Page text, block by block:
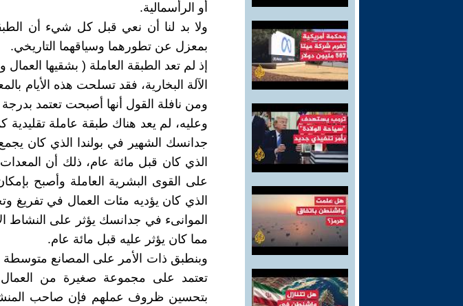
أو الرأسمالية.
ولا بد لنا أن نعي قبل كل شيء أن
بمعزل عن تطورهما وسياقهما التاريخي.
إذ لم تعد الطبقة العاملة ( بشقيها
الآلة البخارية، فقد تسلحت هذه الأيام
ومن نافلة القول أنها أصبحت تعتمد
وعليه، لم يعد هناك طبقة عاملة تقليدية
جدانسك الشهير في بولندا الذي كان
الذي كان قبل مائة عام، ذلك أن
على القوى البشرية العاملة وأصبح
الذي كان يؤديه مئات العمال في تفريغ
الموانىء في جدانسك يؤثر على النشاط
مما كان يؤثر عليه قبل مائة عام.
وبنطبق ذات الأمر على المصانع
تعتمد على مجموعة صغيرة من العمال
بتحسين ظروف عملهم فإن صاحب